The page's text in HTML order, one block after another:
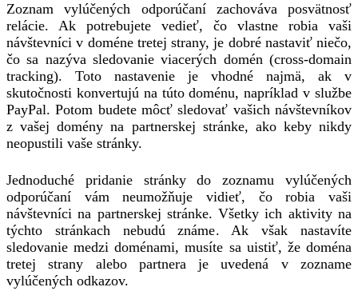
Zoznam vylúčených odporúčaní zachováva posvätnosť
relácie. Ak potrebujete vedieť, čo vlastne robia vaši
návštevníci v doméne tretej strany, je dobré nastaviť niečo,
čo sa nazýva sledovanie viacerých domén (cross-domain
tracking). Toto nastavenie je vhodné najmä, ak v
skutočnosti konvertujú na túto doménu, napríklad v službe
PayPal. Potom budete môcť sledovať vašich návštevníkov
z vašej domény na partnerskej stránke, ako keby nikdy
neopustili vaše stránky.
Jednoduché pridanie stránky do zoznamu vylúčených
odporúčaní vám neumožňuje vidieť, čo robia vaši
návštevníci na partnerskej stránke. Všetky ich aktivity na
týchto stránkach nebudú známe. Ak však nastavíte
sledovanie medzi doménami, musíte sa uistiť, že doména
tretej strany alebo partnera je uvedená v zozname
vylúčených odkazov.